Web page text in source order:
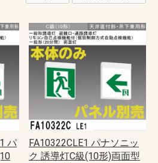
パ
FA10322CLE1 パナソニッ
ク 誘導灯C級(10形)両面型